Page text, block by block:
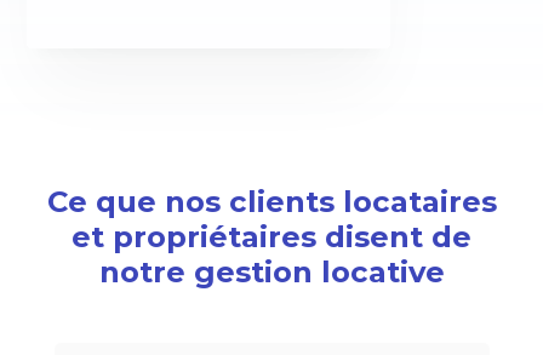
Ce que nos clients locataires
et propriétaires disent de
notre gestion locative